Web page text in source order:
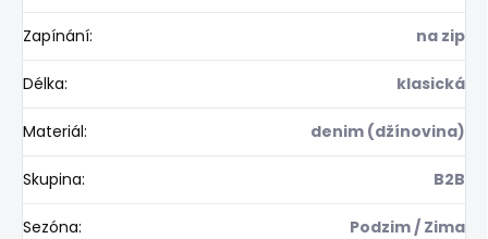
Zapínání: na zip
Délka: klasická
Materiál: denim (džínovina)
Skupina: B2B
Sezóna: Podzim / Zima